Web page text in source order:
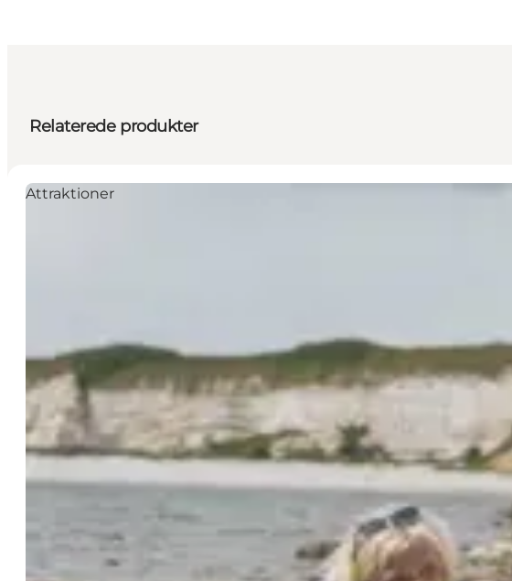
Relaterede produkter
Attraktioner